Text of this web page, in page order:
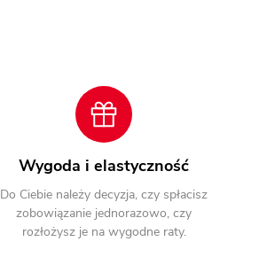
Wygoda i elastyczność
Do Ciebie należy decyzja, czy spłacisz
zobowiązanie jednorazowo, czy
rozłożysz je na wygodne raty.